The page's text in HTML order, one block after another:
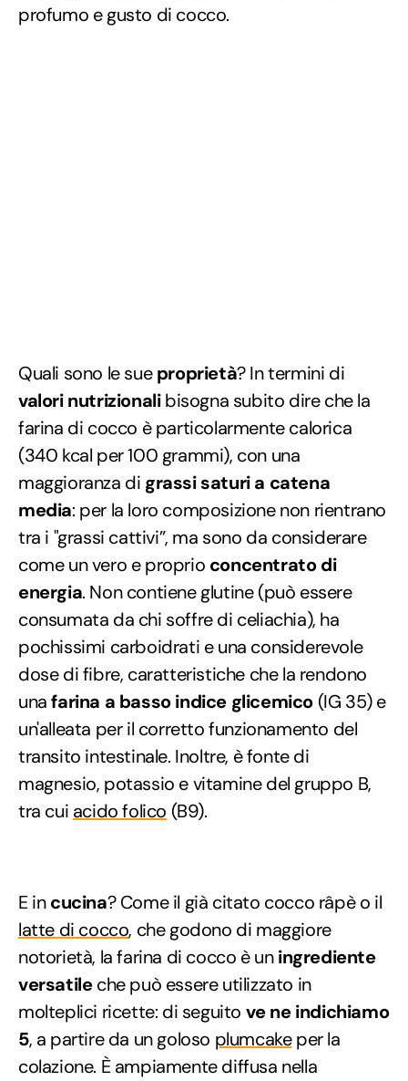
profumo e gusto di cocco.
Quali sono le sueproprietà? In termini di
valori nutrizionalibisogna subito dire che la
farina di cocco è particolarmente calorica
(340 kcal per 100 grammi), con una
maggioranza di grassi saturi a catena
media: per la loro composizione non rientrano
tra i "grassi cattivi”, ma sono da considerare
come un vero e proprio concentrato di
energia. Non contiene glutine (può essere
consumata da chi soffre di celiachia), ha
pochissimi carboidrati e una considerevole
dose di fibre, caratteristiche che la rendono
unafarina a basso indice glicemico (IG 35) e
un'alleata per il corretto funzionamento del
transito intestinale. Inoltre, è fonte di
magnesio, potassio e vitamine del gruppo B,
tra cui acido folico (B9).
E incucina? Come il già citato cocco râpè o il
latte di cocco, che godono di maggiore
notorietà, la farina di cocco è uningrediente
versatileche può essere utilizzato in
molteplici ricette: di seguito ve ne indichiamo
5, a partire da un goloso plumcakeper la
colazione. È ampiamente diffusa nella